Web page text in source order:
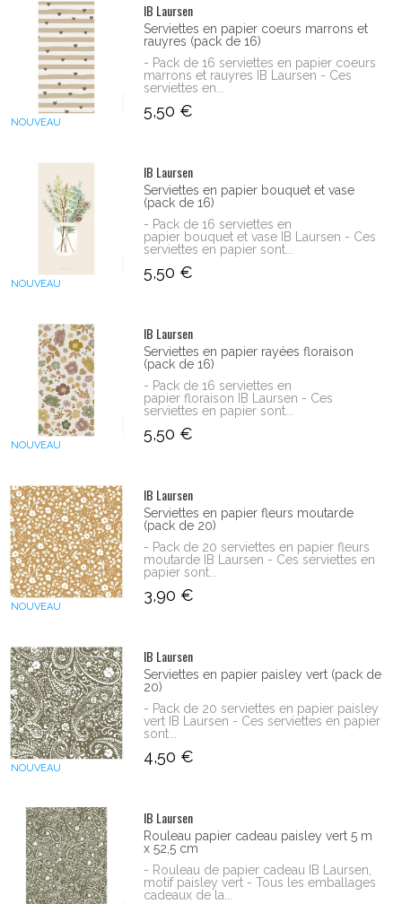
NOUVEAU
IB Laursen
Serviettes en papier coeurs marrons et
rauyres (pack de 16)
- Pack de 16 serviettes en papier coeurs
marrons et rauyres IB Laursen - Ces
serviettes en...
5,50 €
NOUVEAU
IB Laursen
Serviettes en papier bouquet et vase
(pack de 16)
- Pack de 16 serviettes en
papier bouquet et vase IB Laursen - Ces
serviettes en papier sont...
5,50 €
NOUVEAU
IB Laursen
Serviettes en papier rayées floraison
(pack de 16)
- Pack de 16 serviettes en
papier floraison IB Laursen - Ces
serviettes en papier sont...
5,50 €
NOUVEAU
IB Laursen
Serviettes en papier fleurs moutarde
(pack de 20)
- Pack de 20 serviettes en papier fleurs
moutarde IB Laursen - Ces serviettes en
papier sont...
3,90 €
NOUVEAU
IB Laursen
Serviettes en papier paisley vert (pack de
20)
- Pack de 20 serviettes en papier paisley
vert IB Laursen - Ces serviettes en papier
sont...
4,50 €
IB Laursen
Rouleau papier cadeau paisley vert 5 m
x 52,5 cm
- Rouleau de papier cadeau IB Laursen,
motif paisley vert - Tous les emballages
cadeaux de la...